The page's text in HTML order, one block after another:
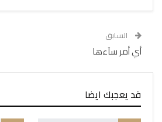
السابق
أي أمر سآءها
قد يعجبك ايضا